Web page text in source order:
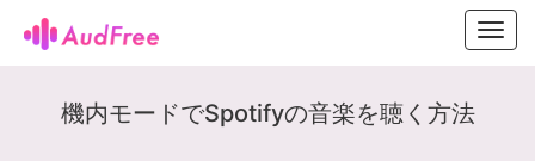
機内モードでSpotifyの音楽を聴く方法